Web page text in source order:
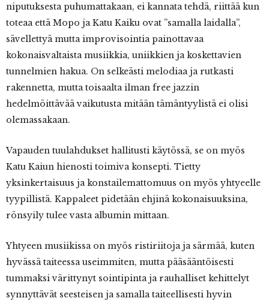
niputuksesta puhumattakaan, ei kannata tehdä, riittää kun
toteaa että Mopo ja Katu Kaiku ovat ”samalla laidalla”,
sävellettyä mutta improvisointia painottavaa
kokonaisvaltaista musiikkia, uniikkien ja koskettavien
tunnelmien hakua. On selkeästi melodiaa ja rutkasti
rakennetta, mutta toisaalta ilman free jazzin
hedelmöittävää vaikutusta mitään tämäntyylistä ei olisi
olemassakaan.
Vapauden tuulahdukset hallitusti käytössä, se on myös
Katu Kaiun hienosti toimiva konsepti. Tietty
yksinkertaisuus ja konstailemattomuus on myös yhtyeelle
tyypillistä. Kappaleet pidetään ehjinä kokonaisuuksina,
rönsyily tulee vasta albumin mittaan.
Yhtyeen musiikissa on myös ristiriitoja ja särmää, kuten
hyvässä taiteessa useimmiten, mutta pääsääntöisesti
tummaksi värittynyt sointipinta ja rauhalliset kehittelyt
synnyttävät seesteisen ja samalla taiteellisesti hyvin